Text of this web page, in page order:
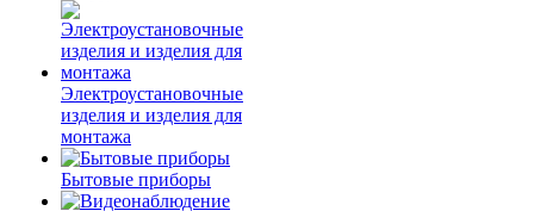
Электроустановочные
изделия и изделия для
монтажа
Бытовые приборы